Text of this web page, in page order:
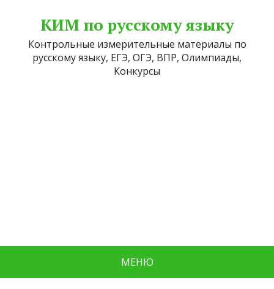
КИМ по русскому языку
Контрольные измерительные материалы по
русскому языку, ЕГЭ, ОГЭ, ВПР, Олимпиады,
Конкурсы
МЕНЮ